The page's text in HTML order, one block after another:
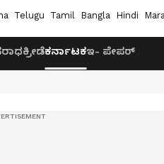
Telugu Tamil Bangla Hindi
ಕ್ರೀಡೆಕರ್ನಾಟಕಇ- ಪೇಪರ್